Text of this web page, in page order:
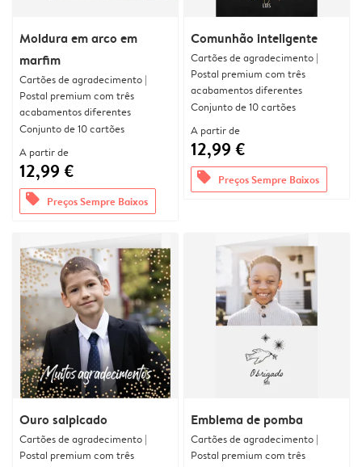
Moldura em arco em
marfim
Cartões de agradecimento |
Postal premium com três
acabamentos diferentes
Conjunto de 10 cartões
A partir de
12,99 €
offers Preços Sempre Baixos
Comunhão inteligente
Cartões de agradecimento |
Postal premium com três
acabamentos diferentes
Conjunto de 10 cartões
A partir de
12,99 €
offers Preços Sempre Baixos
Ouro salpicado
Cartões de agradecimento |
Postal premium com três
Emblema de pomba
Cartões de agradecimento |
Postal premium com três